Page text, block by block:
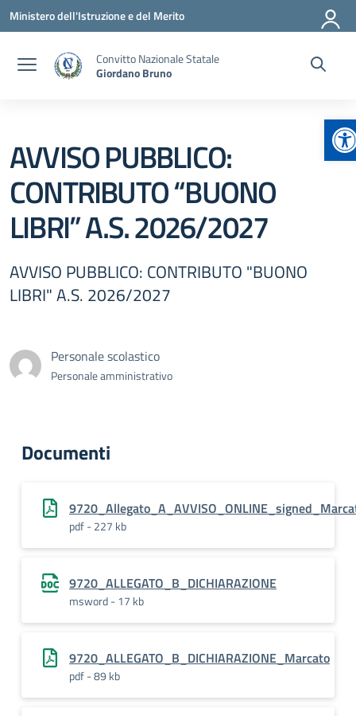
Vai ai contenuti
Vai al menu di navigazione
Vai al footer
Ministero dell'Istruzione e del Merito
Convitto Nazionale Statale
Giordano Bruno
AVVISO PUBBLICO:
CONTRIBUTO “BUONO
LIBRI” A.S. 2026/2027
AVVISO PUBBLICO: CONTRIBUTO "BUONO
LIBRI" A.S. 2026/2027
Personale scolastico
Personale amministrativo
Documenti
pdf - 227 kb
9720_ALLEGATO_B_DICHIARAZIONE
msword - 17 kb
9720_ALLEGATO_B_DICHIARAZIONE_Marcato
pdf - 89 kb